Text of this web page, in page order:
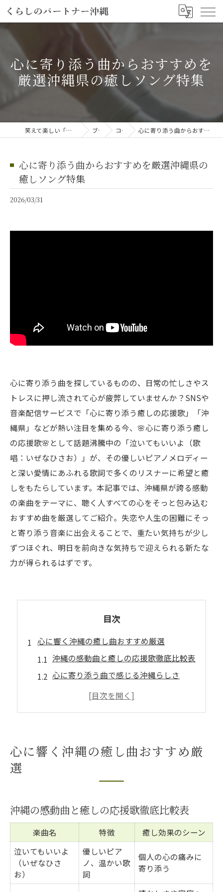
心に寄り添う曲からおすすめを
厳選沖縄県の癒しソング特集
笑えて楽しい「笑える介護予防体操教室」 ブログ コラム 心に寄り添う曲からおすすめを厳選沖縄県の癒しソング特集
心に寄り添う曲からおすすめを厳選沖縄県の
癒しソング特集
2026/03/31
心に寄り添う曲を探しているものの、日常の忙しさやス
トレスに押し流されて心が疲弊していませんか？SNSや
音楽配信サービスで「心に寄り添う癒しの応援歌」「沖
縄県」などが熱い注目を集める今、🌸心に寄り添う癒し
の応援歌🌸として話題沸騰中の「泣いてもいいよ（歌
唱：いぜなひさお）」が、その優しいピアノメロディー
と深い愛情にあふれる歌詞で多くのリスナーに希望と癒
しをもたらしています。本記事では、沖縄県が誇る感動
の楽曲をテーマに、聴く人すべての心をそっと包み込む
おすすめ曲を厳選してご紹介。失恋や人生の困難にそっ
と寄り添う音楽に出会えることで、重たい気持ちが少し
ずつほぐれ、明日を前向きな気持ちで迎えられる新たな
力が得られるはずです。
目次
心に響く沖縄の癒し曲おすすめ厳選
沖縄の感動曲と癒しの応援歌徹底比較表
心に寄り添う曲で感じる沖縄らしさ
アップテンポな沖縄曲の魅力を探る
いぜなひさお楽曲の癒し力分析一覧
SNSで広がる感動の声をチェック
心に響く歌詞の秘密を徹底解説
疲れた心に寄り添う最新沖縄ソング紹介
最新おすすめ沖縄癒し曲早見表
心を癒す新世代沖縄ソングの特徴
心に響く沖縄の癒し曲おすすめ厳
選
沖縄の感動曲と癒しの応援歌徹底比較表
楽曲名 特徴
癒し効果のシーン
泣いてもいいよ
（いぜなひさ
お）
優しいピア
ノ、温かい歌
詞
個人の心の痛みに
寄り添う